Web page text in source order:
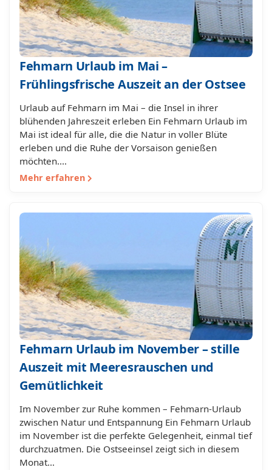
Fehmarn Urlaub im Mai –
Frühlingsfrische Auszeit an der Ostsee
Urlaub auf Fehmarn im Mai – die Insel in ihrer
blühenden Jahreszeit erleben Ein Fehmarn Urlaub im
Mai ist ideal für alle, die die Natur in voller Blüte
erleben und die Ruhe der Vorsaison genießen
möchten.…
Mehr erfahren
Fehmarn Urlaub im November – stille
Auszeit mit Meeresrauschen und
Gemütlichkeit
Im November zur Ruhe kommen – Fehmarn-Urlaub
zwischen Natur und Entspannung Ein Fehmarn Urlaub
im November ist die perfekte Gelegenheit, einmal tief
durchzuatmen. Die Ostseeinsel zeigt sich in diesem
Monat…